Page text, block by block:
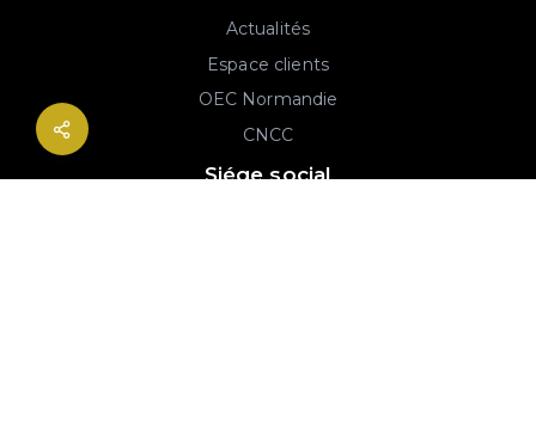
Actualités
Espace clients
OEC Normandie
CNCC
Siége social